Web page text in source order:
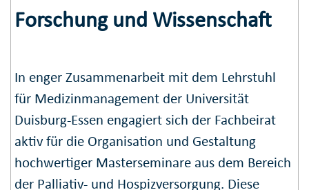
Forschung und Wissenschaft
In enger Zusammenarbeit mit dem Lehrstuhl
für Medizinmanagement der Universität
Duisburg-Essen engagiert sich der Fachbeirat
aktiv für die Organisation und Gestaltung
hochwertiger Masterseminare aus dem Bereich
der Palliativ- und Hospizversorgung. Diese